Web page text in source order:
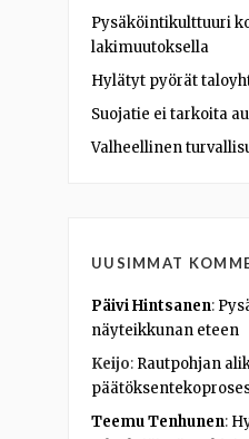
Pysäköintikulttuuri
lakimuutoksella
Hylätyt pyörät
Suojatie ei tarkoita
Valheellinen
UUSIMMAT
Päivi Hintsanen:
näyteikkunan eteen
Keijo: Rautpohjan
Teemu Tenhunen: